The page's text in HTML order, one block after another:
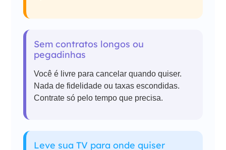
Sem contratos longos ou
pegadinhas
Você é livre para cancelar quando quiser.
Nada de fidelidade ou taxas escondidas.
Contrate só pelo tempo que precisa.
Leve sua TV para onde quiser